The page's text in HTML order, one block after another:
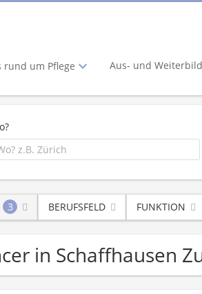
rund um Pflege Aus- und
3 BERUFSFELD FUNKTION
in Schaffhausen